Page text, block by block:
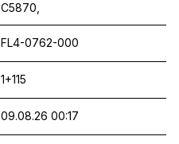
C5870,
FL4-0762-000
1+115
09.08.26 00:17